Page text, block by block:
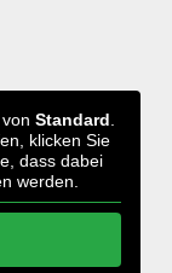
Standard
klicken Sie
dass dabei
werden.